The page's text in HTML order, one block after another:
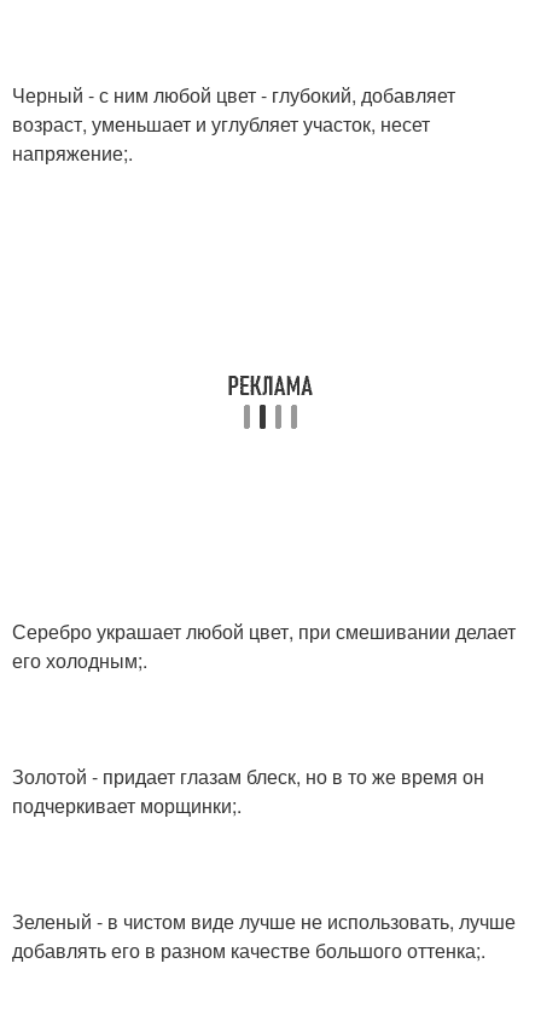
Черный - с ним любой цвет - глубокий, добавляет
возраст, уменьшает и углубляет участок, несет
напряжение;.
Серебро украшает любой цвет, при смешивании делает
его холодным;.
Золотой - придает глазам блеск, но в то же время он
подчеркивает морщинки;.
Зеленый - в чистом виде лучше не использовать, лучше
добавлять его в разном качестве большого оттенка;.